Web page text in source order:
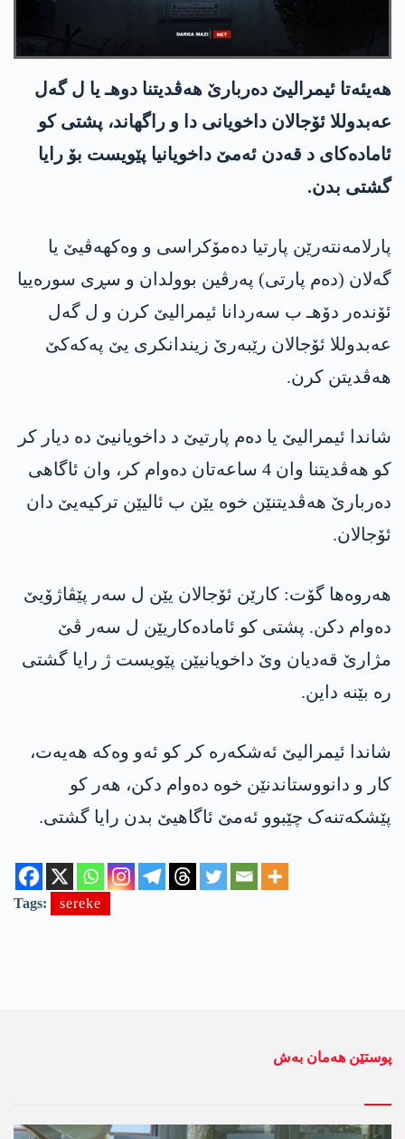
هه‌یئه‌تا ئیمرالیێ ده‌ربارێ هه‌ڤدیتنا دوهـ یا ل گه‌ل
عه‌بدوللا ئۆجالان داخویانی دا و راگهاند، پشتی كو
ئاماده‌كای د قه‌دن ئه‌مێ داخویانیا پێویست بۆ رایا
گشتی بدن.
پارلامەنتەرێن پارتیا دەمۆکراسی و وەکهەڤیێ یا
گەلان (دەم پارتی) پەرڤین بوولدان و سڕی سورەییا
ئۆندەر دۆهـ ب سه‌ردانا ئیمرالیێ كرن و ل گه‌ل
عه‌بدوللا ئۆجالان رێبه‌رێ زیندانكری یێ په‌كه‌كێ
هەڤدیتن کرن.
شاندا ئیمرالیێ یا دەم پارتیێ د داخویانیێ ده‌ دیار كر
كو هه‌ڤدیتنا وان 4 ساعه‌تان ده‌وام كر، وان ئاگاهی
ده‌ربارێ هه‌ڤدیتنێن خوه‌ یێن ب ئالیێن تركیه‌یێ دان
ئۆجالان.
هه‌روه‌ها گۆت: کارێن ئۆجالان یێن ل سەر پێڤاژۆیێ
دەوام دکن. پشتی کو ئامادەکاریێن ل سەر ڤێ
مژارێ قەدیان وێ داخویانیێن پێویست ژ رایا گشتی
رە بێنە داین.
شاندا ئیمرالیێ ئه‌شكه‌ره‌ كر كو ئه‌و وه‌كه‌ هەیەت،
کار و دانووستاندنێن خوە دەوام دکن، هەر کو
پێشکەتنەک چێبوو ئەمێ ئاگاهیێ بدن رایا گشتی.
Tags: sereke
پوستێن ھەمان بەش